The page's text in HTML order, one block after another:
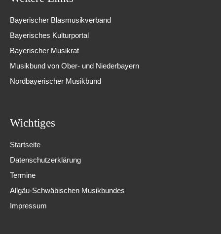
Bayerischer Blasmusikverband
Bayerisches Kulturportal
Bayerischer Musikrat
Musikbund von Ober- und Niederbayern
Nordbayerischer Musikbund
Wichtiges
Startseite
Datenschutzerklärung
Termine
Allgäu-Schwäbischen Musikbundes
Impressum